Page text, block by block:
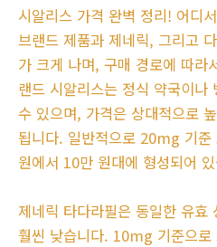
시알리스 가격 완벽 정리! 어디
브랜드 제품과 제네릭, 그리고
가 크게 나며, 구매 경로에 따라
랜드 시알리스는 정식 약국이나
수 있으며, 가격은 상대적으로
됩니다. 일반적으로 20mg 기
원에서 10만 원대에 형성되어
제네릭 타다라필은 동일한 유효
훨씬 낮습니다. 10mg 기준으로